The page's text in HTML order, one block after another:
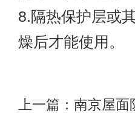
8.隔热保护层或
燥后才能使用。
上一篇： 南京屋面